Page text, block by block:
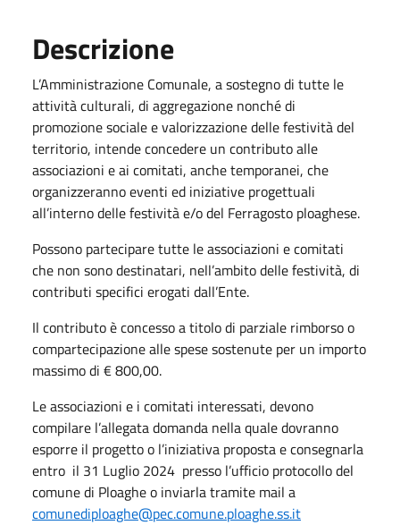
Descrizione
L’Amministrazione Comunale, a sostegno di tutte le
attività culturali, di aggregazione nonché di
promozione sociale e valorizzazione delle festività del
territorio, intende concedere un contributo alle
associazioni e ai comitati, anche temporanei, che
organizzeranno eventi ed iniziative progettuali
all’interno delle festività e/o del Ferragosto ploaghese.
Possono partecipare tutte le associazioni e comitati
che non sono destinatari, nell’ambito delle festività, di
contributi specifici erogati dall’Ente.
Il contributo è concesso a titolo di parziale rimborso o
compartecipazione alle spese sostenute per un importo
massimo di € 800,00.
Le associazioni e i comitati interessati, devono
compilare l’allegata domanda nella quale dovranno
esporre il progetto o l’iniziativa proposta e consegnarla
entro il 31 Luglio 2024 presso l’ufficio protocollo del
comune di Ploaghe o inviarla tramite mail a
comunediploaghe@pec.comune.ploaghe.ss.it